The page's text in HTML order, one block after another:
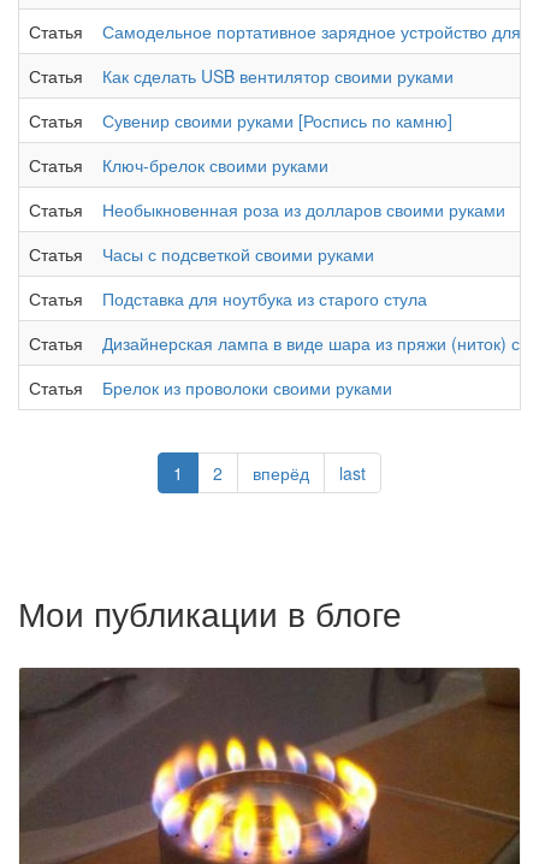
Статья
Самодельное портативное зарядное устройство для
Статья
Как сделать USB вентилятор своими руками
Статья
Сувенир своими руками [Роспись по камню]
Статья
Ключ-брелок своими руками
Статья
Необыкновенная роза из долларов своими руками
Статья
Часы с подсветкой своими руками
Статья
Подставка для ноутбука из старого стула
Статья
Дизайнерская лампа в виде шара из пряжи (ниток)
Статья
Брелок из проволоки своими руками
1 2 вперёд last
Мои публикации в блоге